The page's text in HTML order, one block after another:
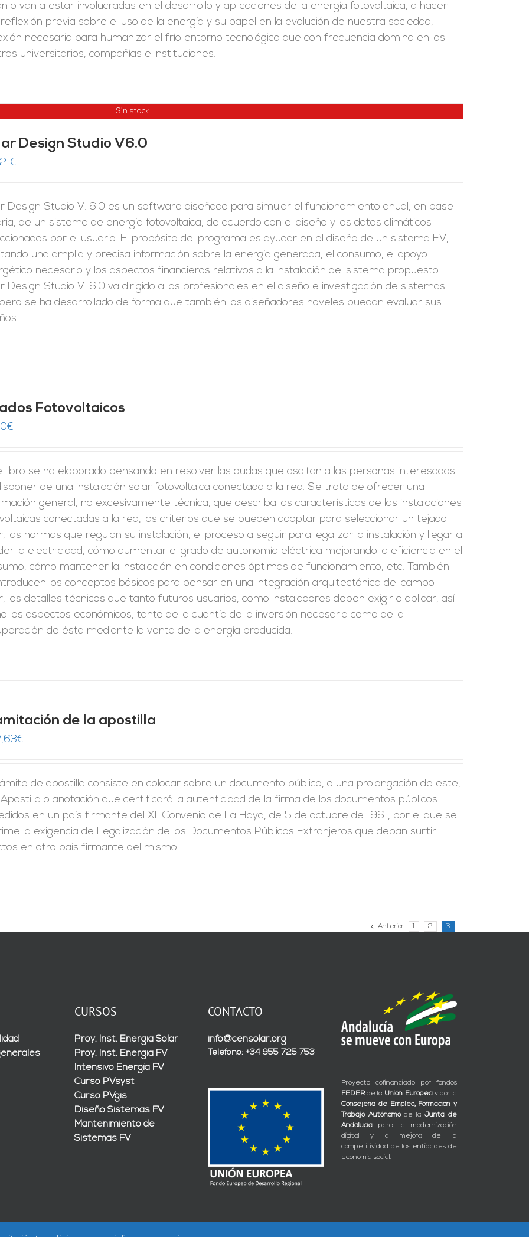
o van a estar involucradas en el desarrollo y aplicaciones de la energía fotovoltaica, a hacer
previa sobre el uso de la energía y su papel en la evolución de nuestra sociedad,
necesaria para humanizar el frío entorno tecnológico que con frecuencia domina en los
universitarios, compañías e instituciones.
Sin stock
Design Studio V6.0
€
Design Studio V. 6.0 es un software diseñado para simular el funcionamiento anual, en base
de un sistema de energía fotovoltaica, de acuerdo con el diseño y los datos climáticos
por el usuario. El propósito del programa es ayudar en el diseño de un sistema FV,
una amplia y precisa información sobre la energía generada, el consumo, el apoyo
necesario y los aspectos financieros relativos a la instalación del sistema propuesto.
Design Studio V. 6.0 va dirigido a los profesionales en el diseño e investigación de sistemas
se ha desarrollado de forma que también los diseñadores noveles puedan evaluar sus
Fotovoltaicos
€
libro se ha elaborado pensando en resolver las dudas que asaltan a las personas interesadas
de una instalación solar fotovoltaica conectada a la red. Se trata de ofrecer una
general, no excesivamente técnica, que describa las características de las instalaciones
conectadas a la red, los criterios que se pueden adoptar para seleccionar un tejado
las normas que regulan su instalación, el proceso a seguir para legalizar la instalación y llegar a
la electricidad, cómo aumentar el grado de autonomía eléctrica mejorando la eficiencia en el
cómo mantener la instalación en condiciones óptimas de funcionamiento, etc. También
los conceptos básicos para pensar en una integración arquitectónica del campo
los detalles técnicos que tanto futuros usuarios, como instaladores deben exigir o aplicar, así
los aspectos económicos, tanto de la cuantía de la inversión necesaria como de la
de ésta mediante la venta de la energía producida.
de la apostilla
€
de apostilla consiste en colocar sobre un documento público, o una prolongación de este,
o anotación que certificará la autenticidad de la firma de los documentos públicos
en un país firmante del XII Convenio de La Haya, de 5 de octubre de 1961, por el que se
la exigencia de Legalización de los Documentos Públicos Extranjeros que deban surtir
en otro país firmante del mismo.
Anterior 1 2 3
CURSOS
Proy. Inst. Energía Solar
Proy. Inst. Energía FV
Intensivo Energía FV
Curso PVsyst
Curso PVgis
Diseño Sistemas FV
Mantenimiento de
Sistemas FV
CONTACTO
info@censolar.org
Teléfono: +34 955 725 753
Proyecto cofinanciado por fondos
FEDERde la Unión Europeay por la
Consejería de Empleo, Formación y
Trabajo Autónomode laJunta de
Andalucía para la modernización
digital y la mejora de la
competitividad de las entidades de
economía social.